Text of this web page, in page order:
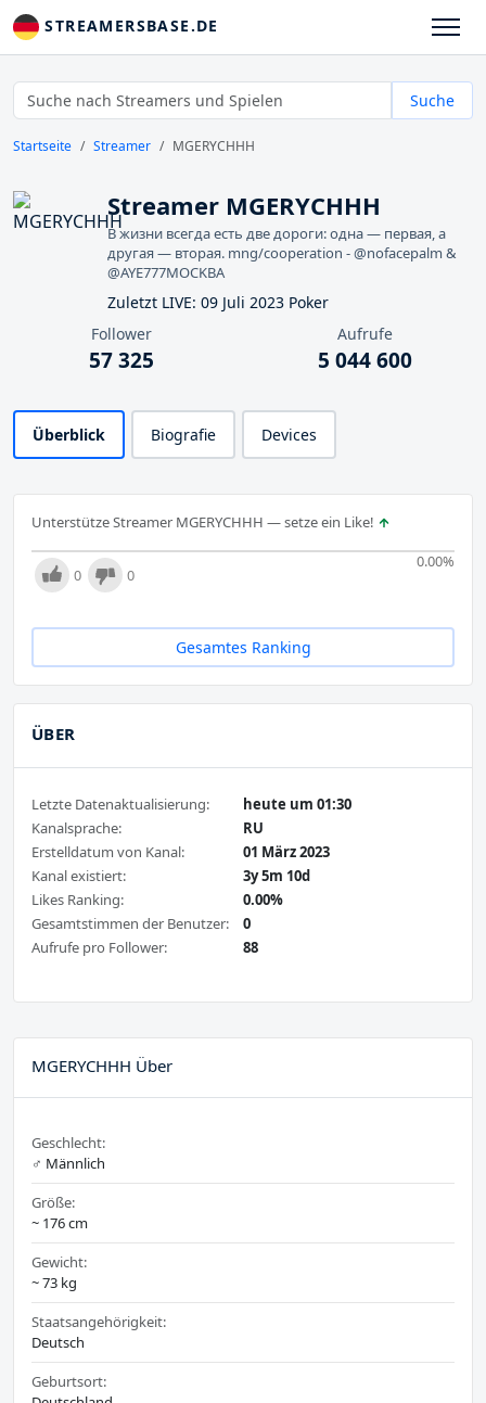
STREAMERSBASE.DE
Suche
Startseite Streamer MGERYCHHH
Streamer MGERYCHHH
В жизни всегда есть две дороги: одна — первая, а
другая — вторая. mng/cooperation - @nofacepalm &
@AYE777MOCKBA
Zuletzt LIVE: 09 Juli 2023 Poker
Follower
57 325
Aufrufe
5 044 600
Überblick Biografie Devices
Unterstütze Streamer MGERYCHHH — setze ein Like!
0.00%
0 0
Gesamtes Ranking
ÜBER
Letzte Datenaktualisierung:
heute um 01:30
Kanalsprache:
RU
Erstelldatum von Kanal:
01 März 2023
Kanal existiert:
3y 5m 10d
Likes Ranking:
0.00%
Gesamtstimmen der Benutzer:
0
Aufrufe pro Follower:
88
MGERYCHHH Über
Geschlecht:
♂️ Männlich
Größe:
~ 176 cm
Gewicht:
~ 73 kg
Staatsangehörigkeit:
Deutsch
Geburtsort: